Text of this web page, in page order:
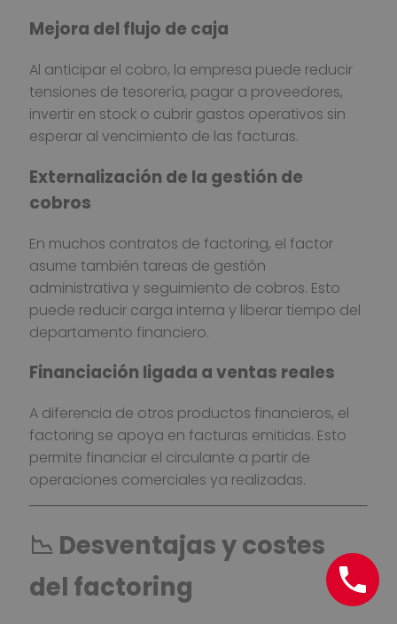
Mejora del flujo de caja
Al anticipar el cobro, la empresa puede reducir
tensiones de tesorería, pagar a proveedores,
invertir en stock o cubrir gastos operativos sin
esperar al vencimiento de las facturas.
Externalización de la gestión de
cobros
En muchos contratos de factoring, el factor
asume también tareas de gestión
administrativa y seguimiento de cobros. Esto
puede reducir carga interna y liberar tiempo del
departamento financiero.
Financiación ligada a ventas reales
A diferencia de otros productos financieros, el
factoring se apoya en facturas emitidas. Esto
permite financiar el circulante a partir de
operaciones comerciales ya realizadas.
📉 Desventajas y costes
del factoring